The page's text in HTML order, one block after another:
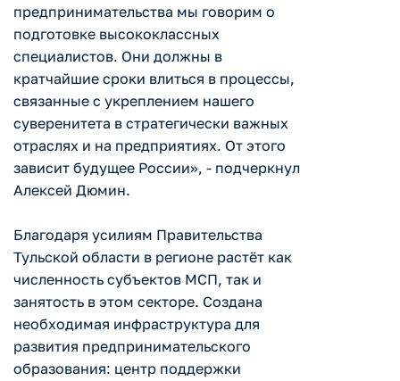
предпринимательства мы говорим о
подготовке высококлассных
специалистов. Они должны в
кратчайшие сроки влиться в процессы,
связанные с укреплением нашего
суверенитета в стратегически важных
отраслях и на предприятиях. От этого
зависит будущее России», - подчеркнул
Алексей Дюмин.
Благодаря усилиям Правительства
Тульской области в регионе растёт как
численность субъектов МСП, так и
занятость в этом секторе. Создана
необходимая инфраструктура для
развития предпринимательского
образования: центр поддержки